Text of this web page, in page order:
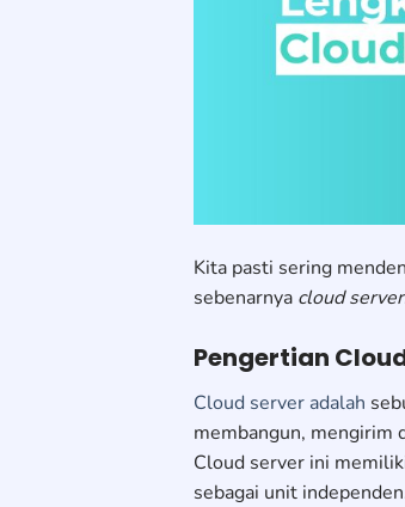
Kita pasti sering
sebenarnya cloud server
Pengertian
Cloud server adalah
membangun, mengirim
Cloud server ini
sebagai unit